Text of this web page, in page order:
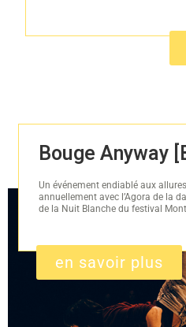
Bouge Anyway
Un événement endiablé aux
annuellement avec l’Agora de la
de la Nuit Blanche du festival
en savoir plus